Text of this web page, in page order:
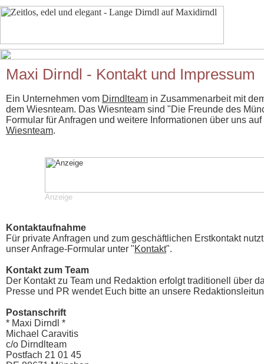
Maxi Dirndl - Kontakt und Impressum
Ein Unternehmen vom Dirndlteam in Zusammenarbeit mit
dem Wiesnteam. Das Wiesnteam sind "Die Freunde des
Formular für Anfragen und weitere Informationen über uns
Wiesnteam.
Anzeige
Kontaktaufnahme
Für private Anfragen und zum geschäftlichen Erstkontakt
unser Anfrage-Formular unter "Kontakt".
Kontakt zum Team
Der Kontakt zu Team und Redaktion erfolgt traditionell über
Presse und PR wendet Euch bitte an unsere
Postanschrift
* Maxi Dirndl *
Michael Caravitis
c/o Dirndlteam
Postfach 21 01 45